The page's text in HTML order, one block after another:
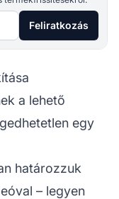
Feliratkozás
a lehető
egy
határozzuk
– legyen